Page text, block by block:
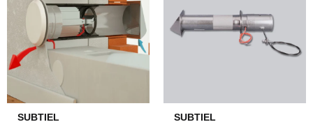
SUBTIEL
SUBTIEL